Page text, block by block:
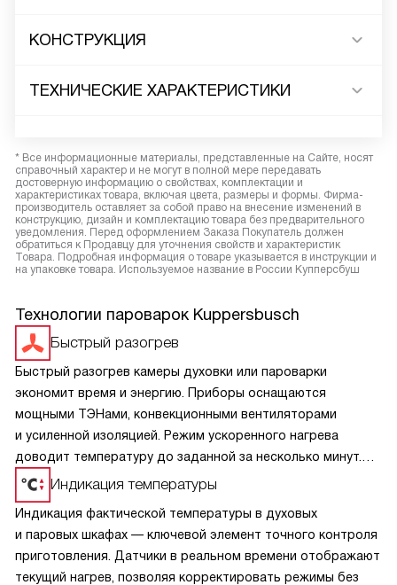
КОНСТРУКЦИЯ
ТЕХНИЧЕСКИЕ ХАРАКТЕРИСТИКИ
* Все информационные материалы, представленные на Сайте, носят
справочный характер и не могут в полной мере передавать
достоверную информацию о свойствах, комплектации и
характеристиках товара, включая цвета, размеры и формы. Фирма-
производитель оставляет за собой право на внесение изменений в
конструкцию, дизайн и комплектацию товара без предварительного
уведомления. Перед оформлением Заказа Покупатель должен
обратиться к Продавцу для уточнения свойств и характеристик
Товара. Подробная информация о товаре указывается в инструкции и
на упаковке товара. Используемое название в России Купперсбуш
Технологии пароварок Kuppersbusch
Быстрый разогрев
Быстрый разогрев камеры духовки или пароварки
экономит время и энергию. Приборы оснащаются
мощными ТЭНами, конвекционными вентиляторами
и усиленной изоляцией. Режим ускоренного нагрева
доводит температуру до заданной за несколько минут.
Точные датчики стабилизируют режим без перепадов.
Это важно для выпечки, требующей стабильного
термопрофиля, и для пара, сохраняющего витамины.
Умная электроника и оптимизированная конструкция
обеспечивают мгновенную готовность без лишних затрат.
Индикация температуры
Индикация фактической температуры в духовых
и паровых шкафах — ключевой элемент точного контроля
приготовления. Датчики в реальном времени отображают
текущий нагрев, позволяя корректировать режимы без